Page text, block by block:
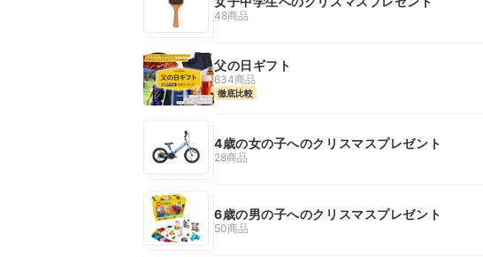
48商品
父の日ギフト
634商品
徹底比較
4歳の女の子へのクリスマスプレゼント
28商品
6歳の男の子へのクリスマスプレゼント
50商品